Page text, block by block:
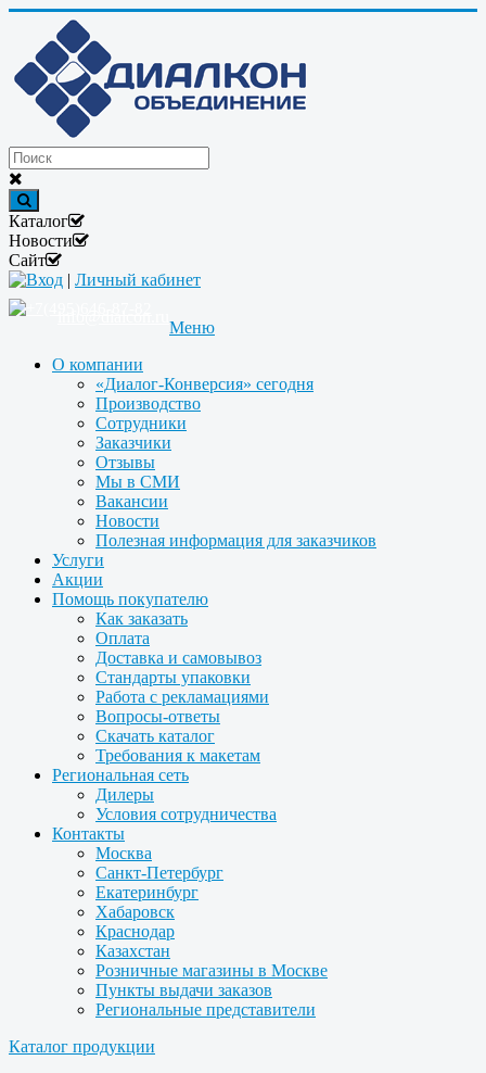
Каталог
Новости
Сайт
Вход | Личный кабинет
Меню
О компании
«Диалог-Конверсия» сегодня
Производство
Сотрудники
Заказчики
Отзывы
Мы в СМИ
Вакансии
Новости
Полезная информация для заказчиков
Услуги
Акции
Помощь покупателю
Как заказать
Оплата
Доставка и самовывоз
Стандарты упаковки
Работа с рекламациями
Вопросы-ответы
Скачать каталог
Требования к макетам
Региональная сеть
Дилеры
Условия сотрудничества
Контакты
Москва
Санкт-Петербург
Екатеринбург
Хабаровск
Краснодар
Казахстан
Розничные магазины в Москве
Пункты выдачи заказов
Региональные представители
Каталог продукции